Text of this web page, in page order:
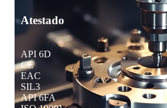
Atestado
API 6D
CE
EAC
SIL3
API 6FA